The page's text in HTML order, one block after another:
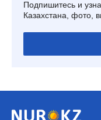
Подпишитесь и
Казахстана, фото,